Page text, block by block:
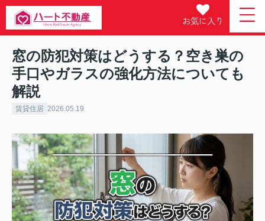
お気に入り
窓の防犯対策はどうする？空き巣の
手口やガラスの強化方法についても
解説
賃貸住居 2026.05.19